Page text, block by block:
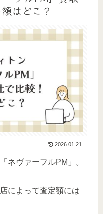
はどこ？
2026.01.21
ネヴァーフルPM」。
によって査定額には